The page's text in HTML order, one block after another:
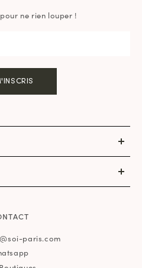
paris.com
ne rien louper !